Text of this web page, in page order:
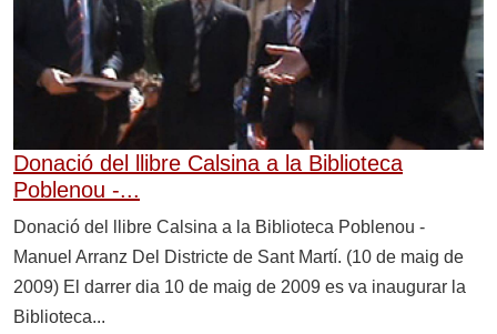
Donació del llibre Calsina a la Biblioteca
Poblenou -...
Donació del llibre Calsina a la Biblioteca Poblenou -
Manuel Arranz Del Districte de Sant Martí. (10 de maig de
2009) El darrer dia 10 de maig de 2009 es va inaugurar la
Biblioteca...